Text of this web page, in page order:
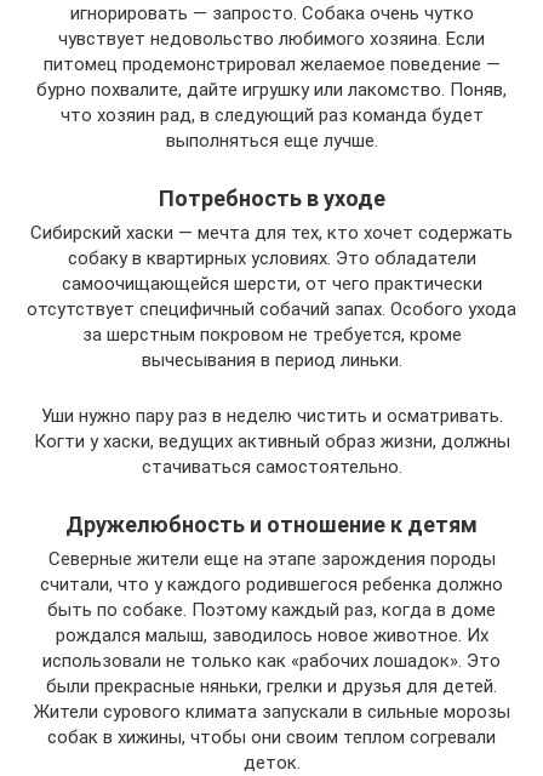
игнорировать — запросто. Собака очень чутко
чувствует недовольство любимого хозяина. Если
питомец продемонстрировал желаемое поведение —
бурно похвалите, дайте игрушку или лакомство. Поняв,
что хозяин рад, в следующий раз команда будет
выполняться еще лучше.
Потребность в уходе
Сибирский хаски — мечта для тех, кто хочет содержать
собаку в квартирных условиях. Это обладатели
самоочищающейся шерсти, от чего практически
отсутствует специфичный собачий запах. Особого ухода
за шерстным покровом не требуется, кроме
вычесывания в период линьки.
Уши нужно пару раз в неделю чистить и осматривать.
Когти у хаски, ведущих активный образ жизни, должны
стачиваться самостоятельно.
Дружелюбность и отношение к детям
Северные жители еще на этапе зарождения породы
считали, что у каждого родившегося ребенка должно
быть по собаке. Поэтому каждый раз, когда в доме
рождался малыш, заводилось новое животное. Их
использовали не только как «рабочих лошадок». Это
были прекрасные няньки, грелки и друзья для детей.
Жители сурового климата запускали в сильные морозы
собак в хижины, чтобы они своим теплом согревали
деток.